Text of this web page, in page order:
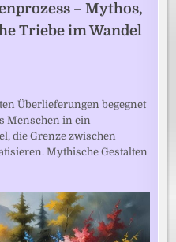
– Mythos,
Triebe im Wandel
Überlieferungen begegnet
Menschen in ein
die Grenze zwischen
Mythische Gestalten